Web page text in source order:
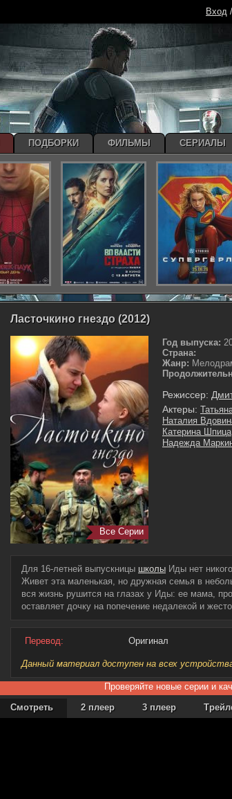
Ласточкино гнездо (2012)
Все Серии
Год выпуска:
Страна:
Жанр:
Режиссер:
Актеры:
Наталия
Катерина Шпица
Надежда
Для 16-летней выпускницы школы Иды нет
Живет эта маленькая, но дружная семья в
вся жизнь рушится на глазах у Иды: ее мама,
оставляет дочку на попечение недалекой и
Перевод: Оригинал
Данный материал доступен на всех
Проверяйте новые серии и
Смотреть
2 плеер 3 плеер
Вход /
ПОДБОРКИ ФИЛЬМЫ СЕРИАЛЫ